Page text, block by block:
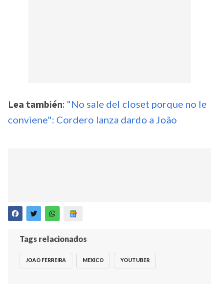
Lea también: "No sale del closet porque no le
conviene": Cordero lanza dardo a João
Tags relacionados
JOAO FERREIRA MEXICO YOUTUBER